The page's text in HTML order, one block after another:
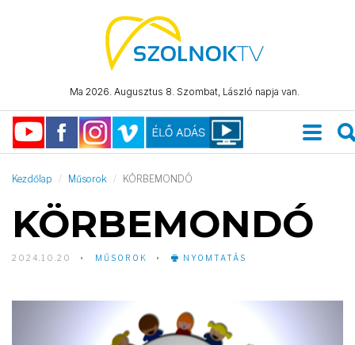
Ma 2026. Augusztus 8. Szombat, László napja van.
Kezdőlap Műsorok KÖRBEMONDÓ
KÖRBEMONDÓ
2024.10.20 MŰSOROK NYOMTATÁS